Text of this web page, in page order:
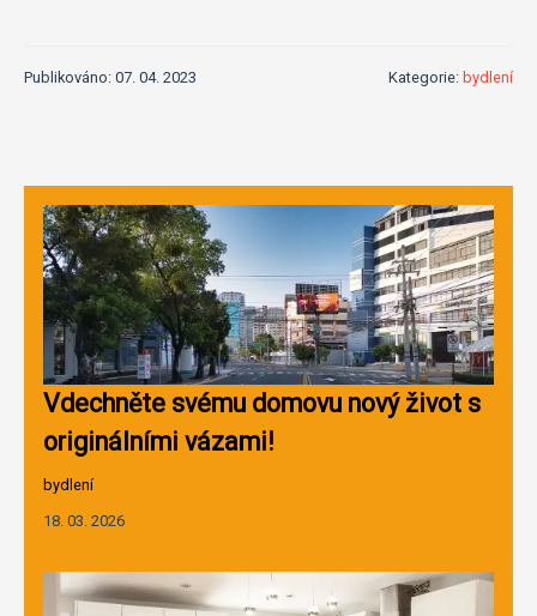
Publikováno: 07. 04. 2023 Kategorie: bydlení
Vdechněte svému domovu nový život s
originálními vázami!
bydlení
18. 03. 2026